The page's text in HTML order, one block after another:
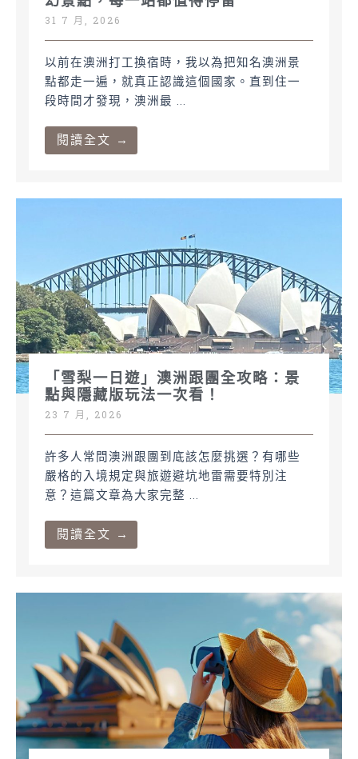
31 7 月, 2026
以前在澳洲打工換宿時，我以為把知名澳洲景
點都走一遍，就真正認識這個國家。直到住一
段時間才發現，澳洲最 ...
閱讀全文 →
「雪梨一日遊」澳洲跟團全攻略：景
點與隱藏版玩法一次看！
23 7 月, 2026
許多人常問澳洲跟團到底該怎麼挑選？有哪些
嚴格的入境規定與旅遊避坑地雷需要特別注
意？這篇文章為大家完整 ...
閱讀全文 →